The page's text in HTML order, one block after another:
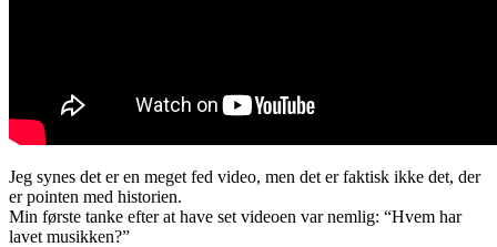
Jeg synes det er en meget fed video, men det er faktisk ikke det, der
er pointen med historien.
Min første tanke efter at have set videoen var nemlig: “Hvem har
lavet musikken?”